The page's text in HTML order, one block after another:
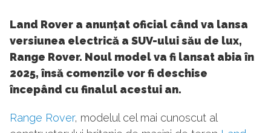
Land Rover a anunțat oficial când va lansa
versiunea electrică a SUV-ului său de lux,
Range Rover. Noul model va fi lansat abia în
2025, însă comenzile vor fi deschise
începând cu finalul acestui an.
Range Rover, modelul cel mai cunoscut al